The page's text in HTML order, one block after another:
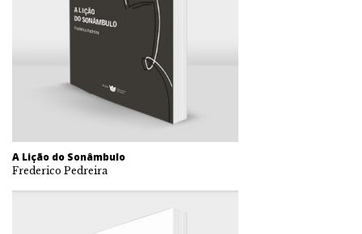
A Lição do Sonâmbulo
Frederico Pedreira